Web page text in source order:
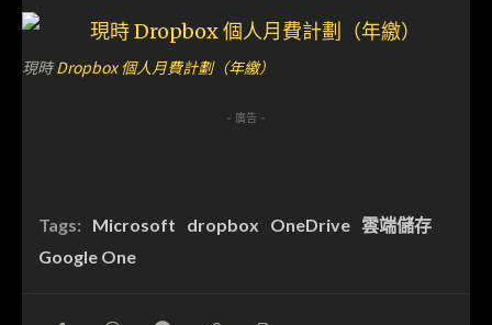
現時Dropbox 個人月費計劃（年繳）
- 廣告 -
Tags: Microsoft dropbox OneDrive 雲端儲存
Google One